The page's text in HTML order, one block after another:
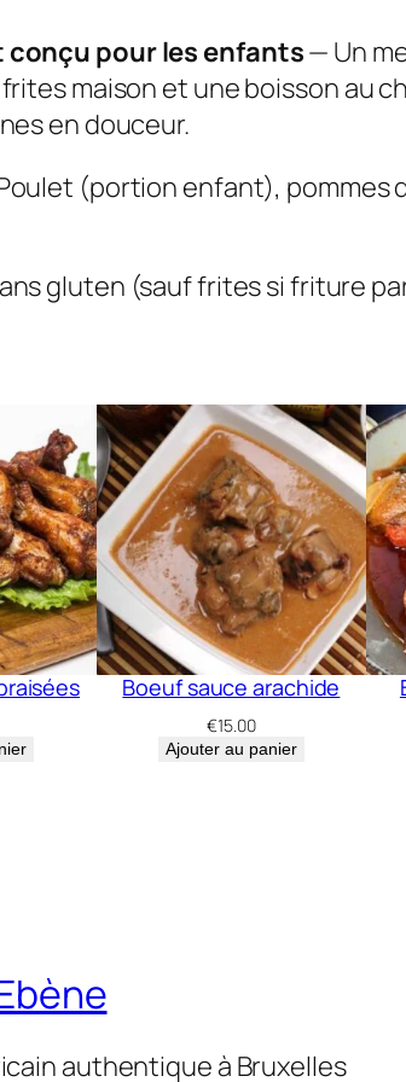
conçu pour les enfants— Un
maison et une boisson au
en douceur.
(portion enfant), pommes
gluten (sauf frites si friture
Boeuf sauce arachide
€15.00
Ajouter au panier
authentique à Bruxelles